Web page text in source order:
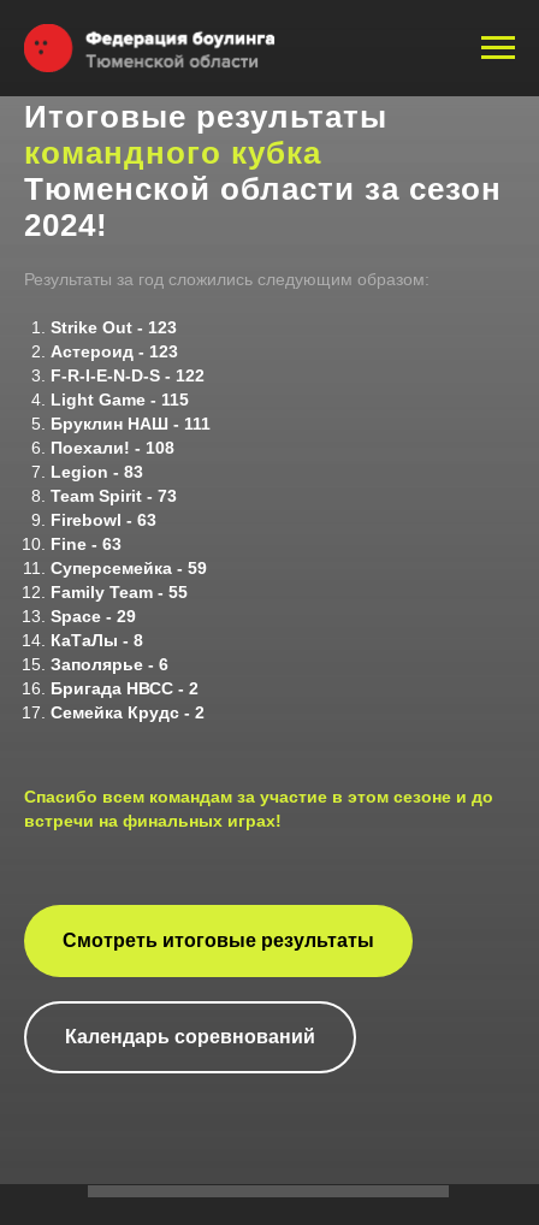
Итоговые результаты
командного кубка
Тюменской области за сезон
2024!
Результаты за год сложились следующим образом:
Strike Out - 123
Астероид - 123
F-R-I-E-N-D-S - 122
Light Game - 115
Бруклин НАШ - 111
Поехали! - 108
Legion - 83
Team Spirit - 73
Firebowl - 63
Fine - 63
Суперсемейка - 59
Family Team - 55
Space - 29
КаТаЛы - 8
Заполярье - 6
Бригада НВСС - 2
Семейка Крудс - 2
Спасибо всем командам за участие в этом сезоне и до
встречи на финальных играх!
Смотреть итоговые результаты
Календарь соревнований